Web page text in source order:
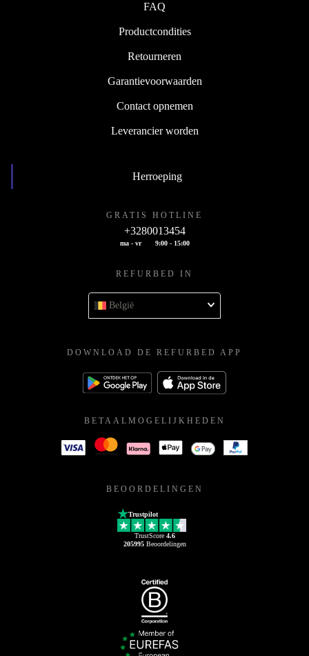
FAQ
Productcondities
Retourneren
Garantievoorwaarden
Contact opnemen
Leverancier worden
Herroeping
GRATIS HOTLINE
+3280013454
ma - vr 9:00 - 15:00
REFURBED IN
België
DOWNLOAD DE REFURBED APP
BETAALMOGELIJKHEDEN
BEOORDELINGEN
Trustpilot
TrustScore 4.6
205995Beoordelingen